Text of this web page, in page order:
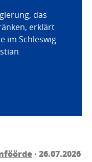
das
erklärt
im Schleswig-
· 26.07.2026